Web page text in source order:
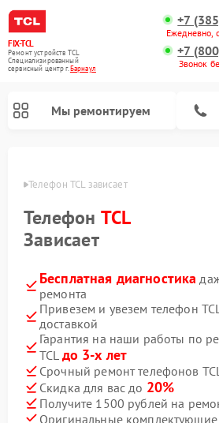
FIX-TCL
Ремонт устройств TCL
Специализированный
cервисный центр г.Барнаул
+7
Ежедневно,
+7
Звонок
Мы ремонтируем
Телефон TCL зависает
Телефон TCL
Зависает
Бесплатная диагностика
ремонта
Привезем и увезем телефон
доставкой
Гарантия на наши работы по
TCL до 3-х лет
Срочный ремонт телефонов
Скидка для вас до 20%
Получите 1500 рублей на
Оригинальные комплектующие